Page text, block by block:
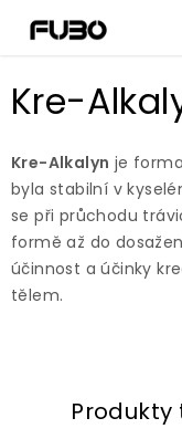
Kre-
Kre-Alkalyn je
byla stabilní v
se při průchodu
formě až do
účinnost a účinky
tělem.